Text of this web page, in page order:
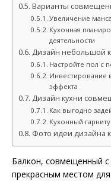
Варианты
Увеличение
Кухонная
деятельности
Дизайн небольшой
Настройте пол с
Инвестирование
эффекта
Дизайн кухни
Как выгодно
Кухонный
Фото идеи дизайна
Балкон, совмещенный
прекрасным местом